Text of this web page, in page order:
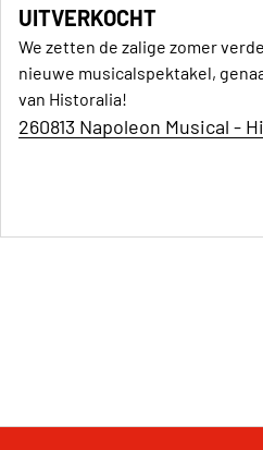
UITVERKOCHT
We zetten de zalige zomer
nieuwe musicalspektakel,
van Historalia!
260813 Napoleon Musical -